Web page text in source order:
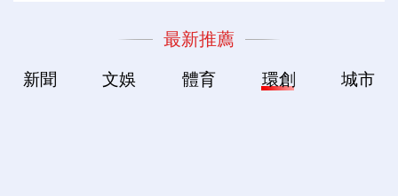
最新推薦
新聞 文娛 體育 環創 城市